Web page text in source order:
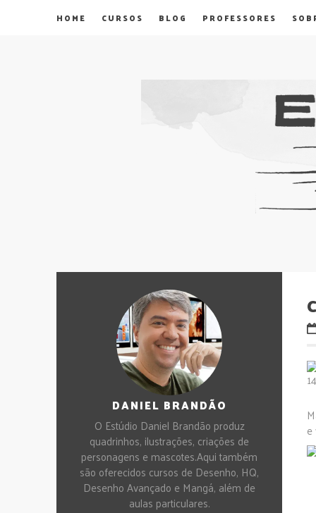
HOME CURSOS BLOG PROFESSORES
DANIEL BRANDÃO
O Estúdio Daniel Brandão produz
quadrinhos, ilustrações, criações de
personagens e mascotes.Aqui também
são oferecidos cursos de Desenho, HQ,
Desenho Avançado e Mangá, além de
aulas particulares.